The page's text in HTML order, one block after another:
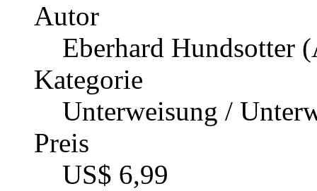
Autor
Eberhard Hundsotter
Kategorie
Unterweisung /
Preis
US$ 6,99